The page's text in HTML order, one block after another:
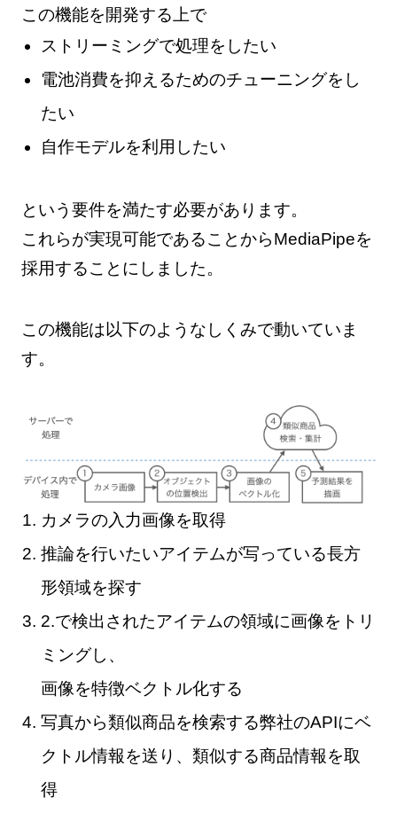
この機能を開発する上で
ストリーミングで処理をしたい
電池消費を抑えるためのチューニングをし
たい
自作モデルを利用したい
という要件を満たす必要があります。
これらが実現可能であることからMediaPipeを
採用することにしました。
この機能は以下のようなしくみで動いていま
す。
カメラの入力画像を取得
推論を行いたいアイテムが写っている長方
形領域を探す
2.で検出されたアイテムの領域に画像をトリ
ミングし、
画像を特徴ベクトル化する
写真から類似商品を検索する弊社のAPIにベ
クトル情報を送り、類似する商品情報を取
得